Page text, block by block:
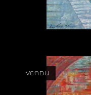
VENDU